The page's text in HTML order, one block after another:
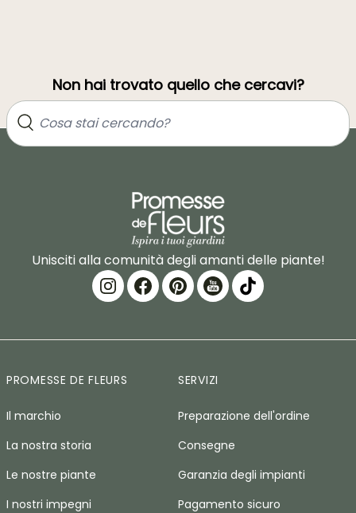
Non hai trovato quello che cercavi?
Unisciti alla comunità degli amanti delle piante!
PROMESSE DE FLEURS
Il marchio
La nostra storia
Le nostre piante
I nostri impegni
SERVIZI
Preparazione dell'ordine
Consegne
Garanzia degli impianti
Pagamento sicuro